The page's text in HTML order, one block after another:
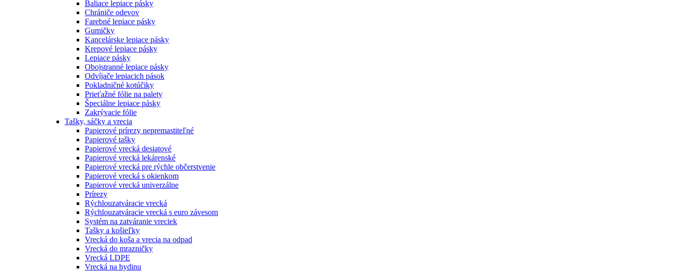
Baliace lepiace pásky
Chrániče odevov
Farebné lepiace pásky
Gumičky
Kancelárske lepiace pásky
Krepové lepiace pásky
Lepiace pásky
Obojstranné lepiace pásky
Odvíjače lepiacich pások
Pokladničné kotúčiky
Prieťažné fólie na palety
Špeciálne lepiace pásky
Zakrývacie fólie
Tašky, sáčky a vrecia
Papierové prírezy nepremastiteľné
Papierové tašky
Papierové vrecká desiatové
Papierové vrecká lekárenské
Papierové vrecká pre rýchle občerstvenie
Papierové vrecká s okienkom
Papierové vrecká univerzálne
Prírezy
Rýchlouzatváracie vrecká
Rýchlouzatváracie vrecká s euro závesom
Systém na zatváranie vreciek
Tašky a košieľky
Vrecká do koša a vrecia na odpad
Vrecká do mrazničky
Vrecká LDPE
Vrecká na hydinu